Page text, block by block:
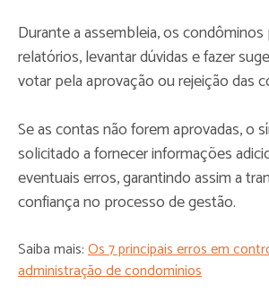
Durante a assembleia, os
relatórios, levantar dúvidas e fazer
votar pela aprovação ou rejeição das
Se as contas não forem aprovadas, o
solicitado a fornecer informações
eventuais erros, garantindo assim a
confiança no processo de gestão.
Saiba mais:Os 7 principais erros em
administração de condomínios